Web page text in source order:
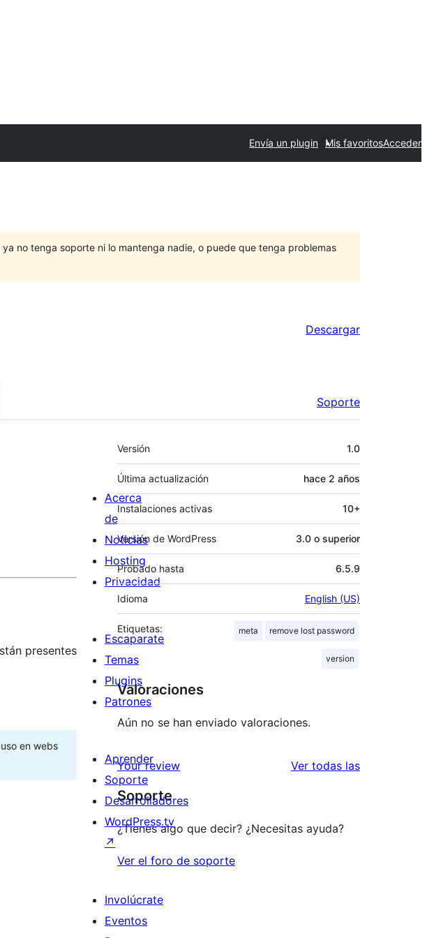
Envía un plugin Mis favoritosAcceder
ya no tenga soporte ni lo mantenga nadie, o puede que tenga problemas
Descargar
Soporte
presentes
en webs
Meta
Versión 1.0
Última actualización hace 2 años
Instalaciones activas 10+
Versión de WordPress 3.0 o superior
Probado hasta 6.5.9
Idioma English (US)
Etiquetas: meta remove lost password
version
Valoraciones
Aún no se han enviado valoraciones.
Your review Ver todas lasvaloraciones
Soporte
¿Tienes algo que decir? ¿Necesitas ayuda?
Ver el foro de soporte
Acerca
de
Noticias
Hosting
Privacidad
Escaparate
Temas
Plugins
Patrones
Aprender
Soporte
Desarrolladores
WordPress.tv
↗
Involúcrate
Eventos